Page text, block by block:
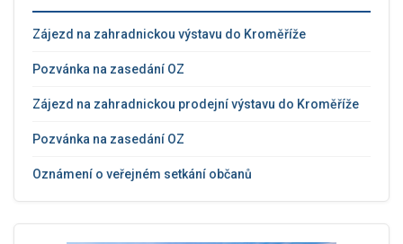
Zájezd na zahradnickou výstavu do Kroměříže
Pozvánka na zasedání OZ
Zájezd na zahradnickou prodejní výstavu do Kroměříže
Pozvánka na zasedání OZ
Oznámení o veřejném setkání občanů